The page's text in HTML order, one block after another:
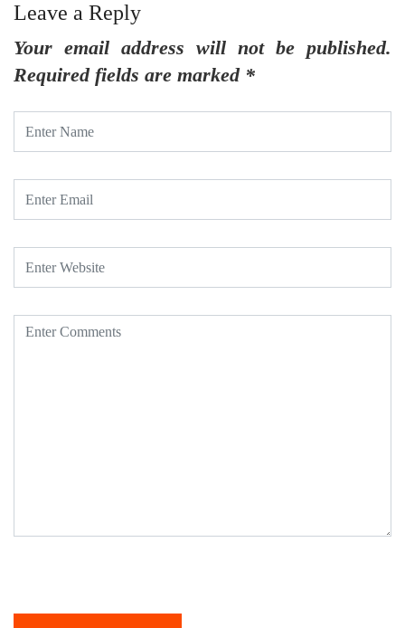
Leave a Reply
Your email address will not be published.
Required fields are marked *